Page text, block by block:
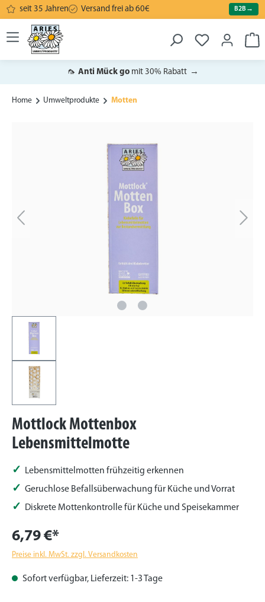
springen
seit 35 Jahren Versand frei ab 60€ B2B→
🦟 Anti Mück go mit 30% Rabatt →
Home Umweltprodukte Motten
Mottlock Mottenbox
Lebensmittelmotte
Lebensmittelmotten frühzeitig erkennen
Geruchlose Befallsüberwachung für Küche und Vorrat
Diskrete Mottenkontrolle für Küche und Speisekammer
6,79 €*
Preise inkl. MwSt. zzgl. Versandkosten
Sofort verfügbar, Lieferzeit: 1-3 Tage